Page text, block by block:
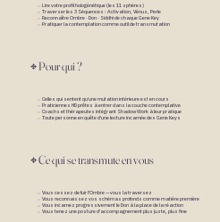
→ Lire votre profil hologénétique (les 11 sphères)
→ Traverser les 3 Séquences : Activation, Vénus, Perle
→ Reconnaître Ombre · Don · Siddhi de chaque Gene Key
→ Pratiquer la contemplation comme outil de transmutation
⌖ Pour qui ?
→ Celles qui sentent qu'une mutation intérieure est en cours
→ Praticiennes HD prêtes à entrer dans la couche contemplative
→ Coachs et thérapeutes intégrant Shadow Work à leur pratique
→ Toute personne en quête d'une lecture incarnée des Gene Keys
⌖ Ce qui se transmute en vous
→ Vous cessez de fuir l'Ombre — vous la traversez
→ Vous reconnaissez vos schémas profonds comme matière première
→ Vous incarnez progressivement le Don à la place de la réaction
→ Vous tenez une posture d'accompagnement plus juste, plus fine